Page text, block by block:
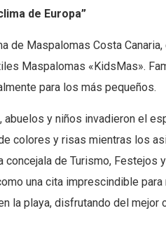
de Europa”
de Maspalomas Costa
Maspalomas «KidsMas».
para los más pequeños.
abuelos y niños invadieron el
colores y risas mientras los
de Turismo,
una cita imprescindible
la playa, disfrutando del mejor